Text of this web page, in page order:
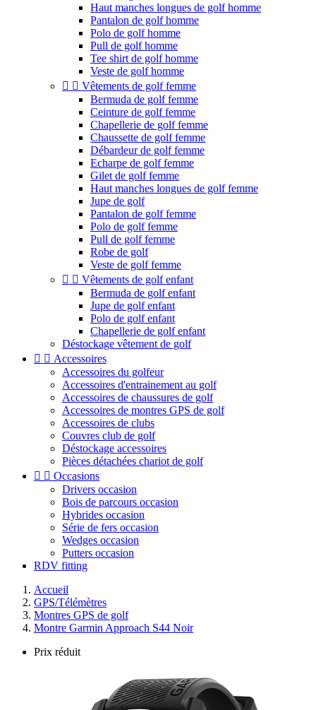
Haut manches longues de golf homme
Pantalon de golf homme
Polo de golf homme
Pull de golf homme
Tee shirt de golf homme
Veste de golf homme
  Vêtements de golf femme
Bermuda de golf femme
Ceinture de golf femme
Chapellerie de golf femme
Chaussette de golf femme
Débardeur de golf femme
Echarpe de golf femme
Gilet de golf femme
Haut manches longues de golf femme
Jupe de golf
Pantalon de golf femme
Polo de golf femme
Pull de golf femme
Robe de golf
Veste de golf femme
  Vêtements de golf enfant
Bermuda de golf enfant
Jupe de golf enfant
Polo de golf enfant
Chapellerie de golf enfant
Déstockage vêtement de golf
  Accessoires
Accessoires du golfeur
Accessoires d'entrainement au golf
Accessoires de chaussures de golf
Accessoires de montres GPS de golf
Accessoires de clubs
Couvres club de golf
Déstockage accessoires
Pièces détachées chariot de golf
  Occasions
Drivers occasion
Bois de parcours occasion
Hybrides occasion
Série de fers occasion
Wedges occasion
Putters occasion
RDV fitting
Accueil
GPS/Télémètres
Montres GPS de golf
Montre Garmin Approach S44 Noir
Prix réduit